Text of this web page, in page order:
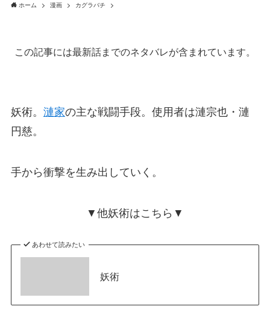
ホーム 漫画 カグラバチ
この記事には最新話までのネタバレが含まれています。
妖術。 漣家の主な戦闘手段。使用者は漣宗也・漣
円慈。
手から衝撃を生み出していく。
▼他妖術はこちら▼
あわせて読みたい
妖術